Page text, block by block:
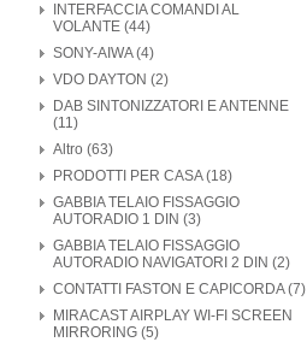
INTERFACCIA COMANDI AL
VOLANTE (44)
SONY-AIWA (4)
VDO DAYTON (2)
DAB SINTONIZZATORI E ANTENNE
(11)
Altro (63)
PRODOTTI PER CASA (18)
GABBIA TELAIO FISSAGGIO
AUTORADIO 1 DIN (3)
GABBIA TELAIO FISSAGGIO
AUTORADIO NAVIGATORI 2 DIN (2)
CONTATTI FASTON E CAPICORDA (7)
MIRACAST AIRPLAY WI-FI SCREEN
MIRRORING (5)